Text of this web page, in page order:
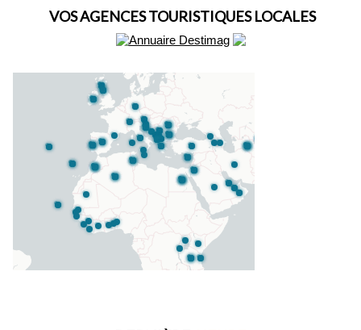
VOS AGENCES TOURISTIQUES LOCALES